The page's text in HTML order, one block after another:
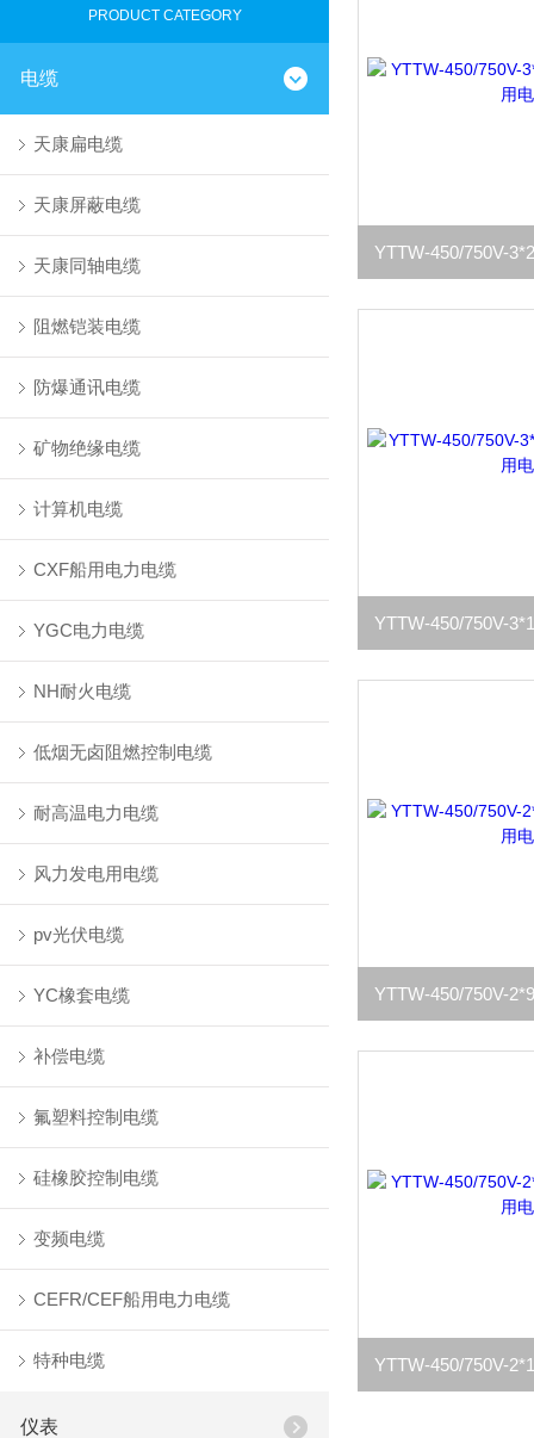
PRODUCT CATEGORY
电缆
天康扁电缆
天康屏蔽电缆
天康同轴电缆
阻燃铠装电缆
防爆通讯电缆
矿物绝缘电缆
计算机电缆
CXF船用电力电缆
YGC电力电缆
NH耐火电缆
低烟无卤阻燃控制电缆
耐高温电力电缆
风力发电用电缆
pv光伏电缆
YC橡套电缆
补偿电缆
氟塑料控制电缆
硅橡胶控制电缆
变频电缆
CEFR/CEF船用电力电缆
特种电缆
仪表